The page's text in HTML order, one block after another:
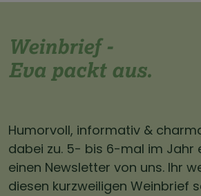
Weinbrief -
Eva packt aus.
Humorvoll, informativ &
dabei zu. 5- bis 6-mal im Jahr
einen Newsletter von uns. Ihr
diesen kurzweiligen Weinbrief